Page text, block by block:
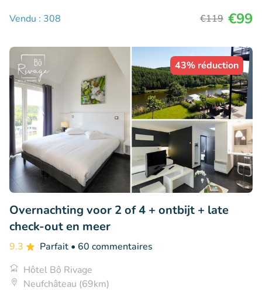
Vendu : 308
€119 €99
43% réduction
Overnachting voor 2 of 4 + ontbijt + late
check-out en meer
9.3 Parfait • 60 commentaires
Hôtel Bô Rivage
Neufchâteau (69km)